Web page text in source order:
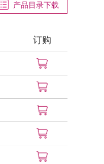
产品目录下载
订购